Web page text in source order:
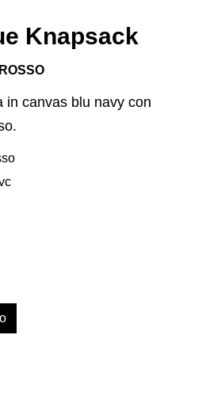
Knapsack
in canvas blu navy con